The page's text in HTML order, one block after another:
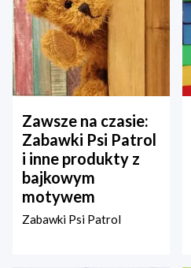
Zawsze na czasie:
Zabawki Psi Patrol
i inne produkty z
bajkowym
motywem
Zabawki Psi Patrol